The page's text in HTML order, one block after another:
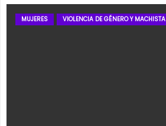
MUJERES VIOLENCIA DE GÉNERO Y MACHISTA